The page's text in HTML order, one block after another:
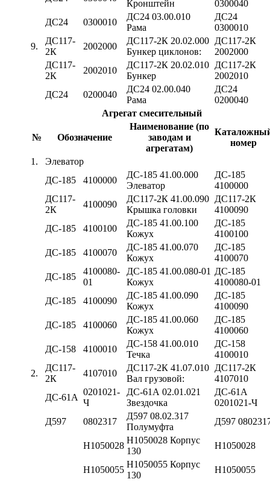
Кронштейн
0300040
ДС24
0300010
ДС24 03.00.010
Рама
ДС24
0300010
9.
ДС117-
2К
2002000
ДС117-2К 20.02.000
Бункер циклонов:
ДС117-2К
2002000
ДС117-
2К
2002010
ДС117-2К 20.02.010
Бункер
ДС117-2К
2002010
ДС24
0200040
ДС24 02.00.040
Рама
ДС24
0200040
Aгpeгaт смесительный
№ Обозначение
Наименование (по
заводам и
агрегатам)
номер
1.
Элеватор
ДС-185
4100000
ДС-185 41.00.000
Элеватор
ДС-185
4100000
ДС117-
2К
4100090
ДС117-2К 41.00.090
Крышка головки
ДС117-2К
4100090
ДС-185
4100100
ДС-185 41.00.100
Кожух
ДС-185
4100100
ДС-185
4100070
ДС-185 41.00.070
Кожух
ДС-185
4100070
ДС-185
4100080-
01
ДС-185 41.00.080-01
Кожух
ДС-185
4100080-01
ДС-185
4100090
ДС-185 41.00.090
Кожух
ДС-185
4100090
ДС-185
4100060
ДС-185 41.00.060
Кожух
ДС-185
4100060
ДС-158
4100010
ДС-158 41.00.010
Течка
ДС-158
4100010
2.
ДС117-
2К
4107010
ДС117-2К 41.07.010
Вал грузовой:
ДС117-2К
4107010
ДС-61А
0201021-
Ч
ДС-61А 02.01.021
Звездочка
ДС-61А
0201021-Ч
Д597
0802317
Д597 08.02.317
Полумуфта
Д597
Н1050028
Н1050028 Корпус
130
Н1050028
Н1050055
Н1050055 Корпус
130
Н1050055